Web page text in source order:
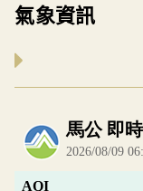
氣象資訊
內嵌空氣品質